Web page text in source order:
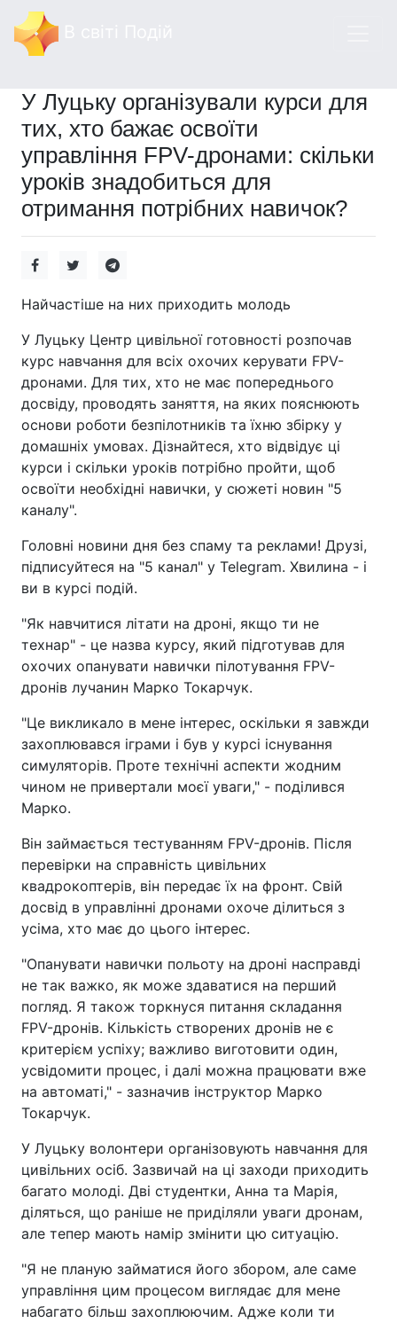
У Луцьку організували курси для
тих, хто бажає освоїти
управління FPV-дронами: скільки
уроків знадобиться для
отримання потрібних навичок?
Найчастіше на них приходить молодь
У Луцьку Центр цивільної готовності розпочав
курс навчання для всіх охочих керувати FPV-
дронами. Для тих, хто не має попереднього
досвіду, проводять заняття, на яких пояснюють
основи роботи безпілотників та їхню збірку у
домашніх умовах. Дізнайтеся, хто відвідує ці
курси і скільки уроків потрібно пройти, щоб
освоїти необхідні навички, у сюжеті новин "5
каналу".
Головні новини дня без спаму та реклами! Друзі,
підписуйтеся на "5 канал" у Telegram. Хвилина - і
ви в курсі подій.
"Як навчитися літати на дроні, якщо ти не
технар" - це назва курсу, який підготував для
охочих опанувати навички пілотування FPV-
дронів лучанин Марко Токарчук.
"Це викликало в мене інтерес, оскільки я завжди
захоплювався іграми і був у курсі існування
симуляторів. Проте технічні аспекти жодним
чином не привертали моєї уваги," - поділився
Марко.
Він займається тестуванням FPV-дронів. Після
перевірки на справність цивільних
квадрокоптерів, він передає їх на фронт. Свій
досвід в управлінні дронами охоче ділиться з
усіма, хто має до цього інтерес.
"Опанувати навички польоту на дроні насправді
не так важко, як може здаватися на перший
погляд. Я також торкнуся питання складання
FPV-дронів. Кількість створених дронів не є
критерієм успіху; важливо виготовити один,
усвідомити процес, і далі можна працювати вже
на автоматі," - зазначив інструктор Марко
Токарчук.
У Луцьку волонтери організовують навчання для
цивільних осіб. Зазвичай на ці заходи приходить
багато молоді. Дві студентки, Анна та Марія,
діляться, що раніше не приділяли уваги дронам,
але тепер мають намір змінити цю ситуацію.
"Я не планую займатися його збором, але саме
управління цим процесом виглядає для мене
набагато більш захоплюючим. Адже коли ти